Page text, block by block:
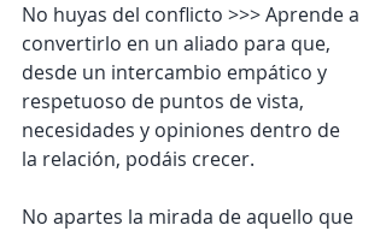
No huyas del conflicto >>> Aprende a
convertirlo en un aliado para que,
desde un intercambio empático y
respetuoso de puntos de vista,
necesidades y opiniones dentro de
la relación, podáis crecer.
No apartes la mirada de aquello que